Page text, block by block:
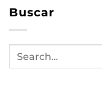
Buscar